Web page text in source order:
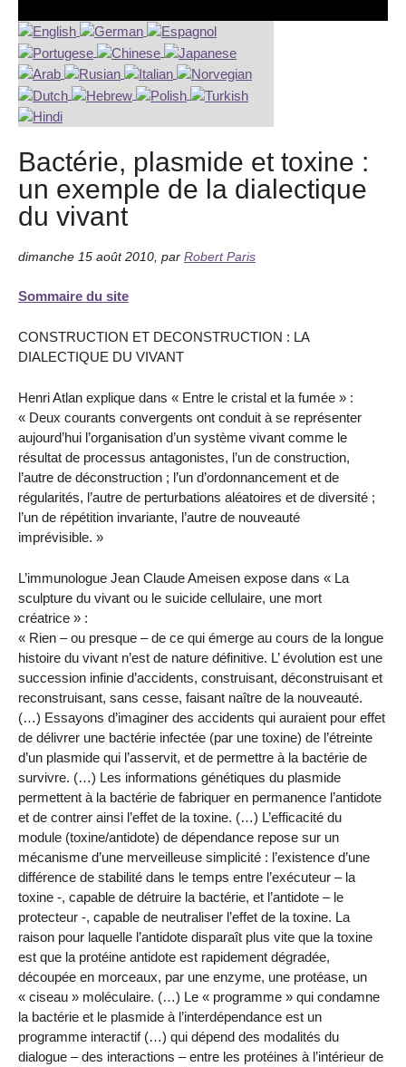
Bactérie, plasmide et toxine :
un exemple de la dialectique
du vivant
dimanche 15 août 2010 par Robert Paris
Sommaire du site
CONSTRUCTION ET DECONSTRUCTION : LA
DIALECTIQUE DU VIVANT
Henri Atlan explique dans « Entre le cristal et la fumée » :
« Deux courants convergents ont conduit à se représenter
aujourd’hui l’organisation d’un système vivant comme le
résultat de processus antagonistes, l’un de construction,
l’autre de déconstruction ; l’un d’ordonnancement et de
régularités, l’autre de perturbations aléatoires et de diversité ;
l’un de répétition invariante, l’autre de nouveauté
imprévisible. »
L’immunologue Jean Claude Ameisen expose dans « La
sculpture du vivant ou le suicide cellulaire, une mort
créatrice » :
« Rien – ou presque – de ce qui émerge au cours de la longue
histoire du vivant n’est de nature définitive. L’ évolution est une
succession infinie d’accidents, construisant, déconstruisant et
reconstruisant, sans cesse, faisant naître de la nouveauté.
(…) Essayons d’imaginer des accidents qui auraient pour effet
de délivrer une bactérie infectée (par une toxine) de l’étreinte
d’un plasmide qui l’asservit, et de permettre à la bactérie de
survivre. (…) Les informations génétiques du plasmide
permettent à la bactérie de fabriquer en permanence l’antidote
et de contrer ainsi l’effet de la toxine. (…) L’efficacité du
module (toxine/antidote) de dépendance repose sur un
mécanisme d’une merveilleuse simplicité : l’existence d’une
différence de stabilité dans le temps entre l’exécuteur – la
toxine -, capable de détruire la bactérie, et l’antidote – le
protecteur -, capable de neutraliser l’effet de la toxine. La
raison pour laquelle l’antidote disparaît plus vite que la toxine
est que la protéine antidote est rapidement dégradée,
découpée en morceaux, par une enzyme, une protéase, un
« ciseau » moléculaire. (…) Le « programme » qui condamne
la bactérie et le plasmide à l’interdépendance est un
programme interactif (…) qui dépend des modalités du
dialogue – des interactions – entre les protéines à l’intérieur de